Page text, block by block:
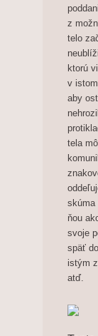
z
telo
ktorú
v
aby
tela
skúma
ňou
svoje
späť
istým
atď.